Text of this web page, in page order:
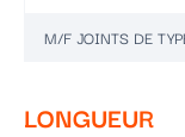
M/F JOINTS DE
LONGUEUR